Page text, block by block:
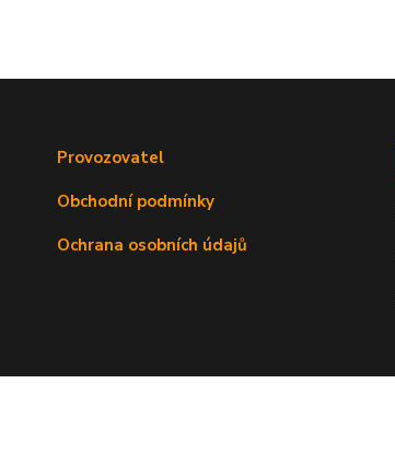
Provozovatel
Obchodní podmínky
Ochrana osobních údajů